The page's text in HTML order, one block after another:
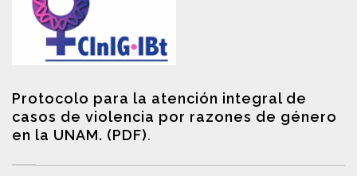
Protocolo para la atención integral de
casos de violencia por razones de género
en la UNAM. (PDF).